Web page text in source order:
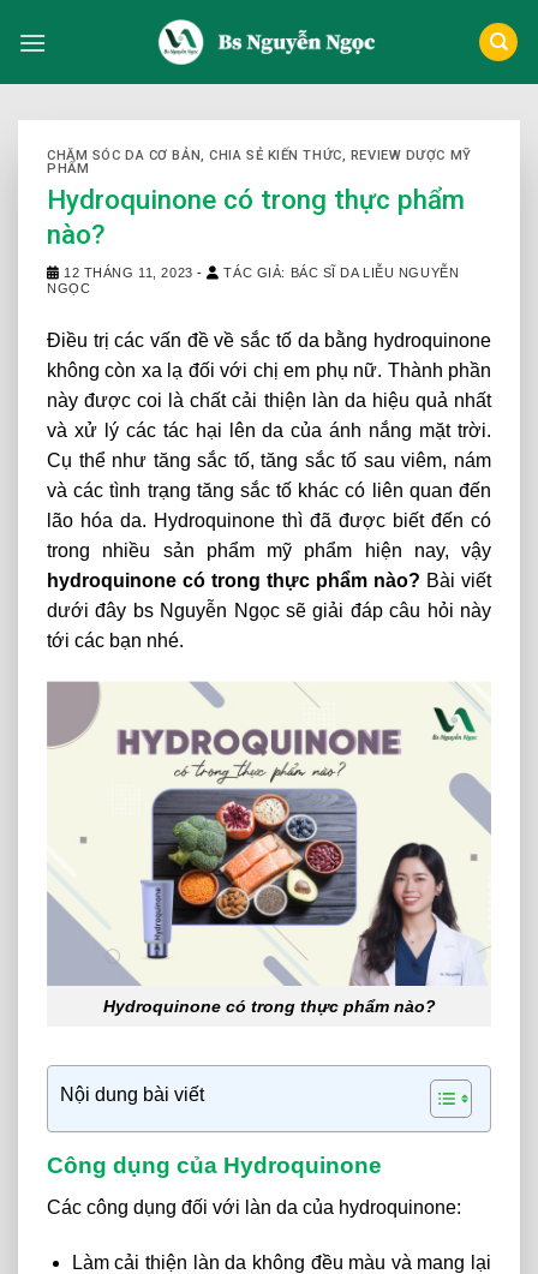
CHĂM SÓC DA CƠ BẢN,CHIA SẺ KIẾN THỨC, REVIEW DƯỢC MỸ
PHẨM
Hydroquinone có trong thực phẩm
nào?
12 THÁNG 11, 2023 -
TÁC GIẢ: BÁC SĨ DA LIỄU NGUYỄN
NGỌC
Điều trị các vấn đề về sắc tố da bằng hydroquinone
không còn xa lạ đối với chị em phụ nữ. Thành phần
này được coi là chất cải thiện làn da hiệu quả nhất
và xử lý các tác hại lên da của ánh nắng mặt trời.
Cụ thể như tăng sắc tố, tăng sắc tố sau viêm, nám
và các tình trạng tăng sắc tố khác có liên quan đến
lão hóa da. Hydroquinone thì đã được biết đến có
trong nhiều sản phẩm mỹ phẩm hiện nay, vậy
hydroquinone có trong thực phẩm nào? Bài viết
dưới đây bs Nguyễn Ngọc sẽ giải đáp câu hỏi này
tới các bạn nhé.
Hydroquinone có trong thực phẩm nào?
Nội dung bài viết
Công dụng của Hydroquinone
Các công dụng đối với làn da của hydroquinone:
Làm cải thiện làn da không đều màu và mang lại